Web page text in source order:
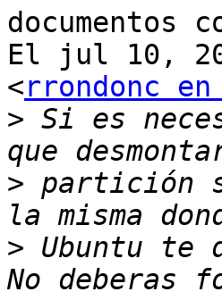
documentos
El jul 10,
<rrondonc
> Si es
> partición
> Ubuntu te